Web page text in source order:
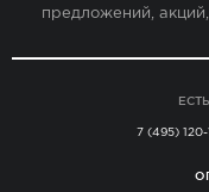
предложений,
7 (495) 120-